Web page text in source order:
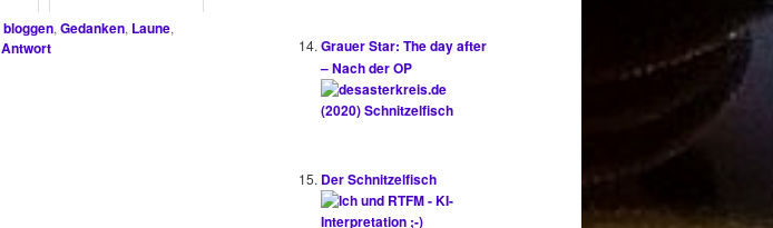
bloggen, Gedanken, Laune,
Antwort
Grauer Star: The day after
– Nach der OP
Der Schnitzelfisch